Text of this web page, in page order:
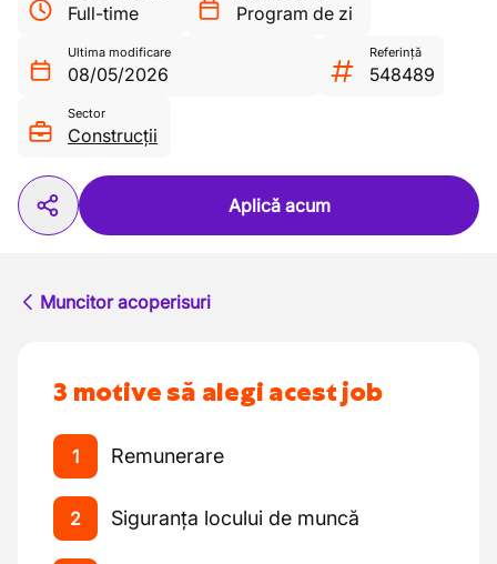
Full-time Program de zi
Ultima modificare
08/05/2026
Referință
548489
Sector
Construcții
Aplică acum
Muncitor acoperisuri
3 motive să alegi acest job
1 Remunerare
2 Siguranța locului de muncă